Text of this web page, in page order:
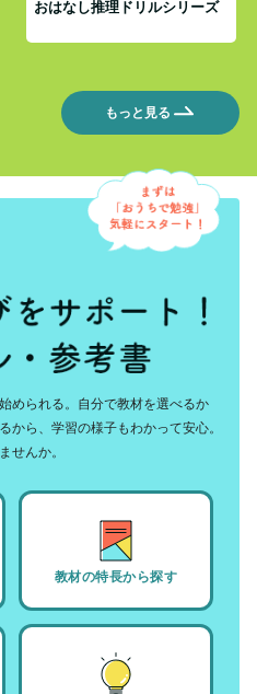
おはなし推理ドリルシリーズ
もっと見る
められる。自分で教材を選べるか
から、学習の様子もわかって安心。
せんか。
教材の特長から探す